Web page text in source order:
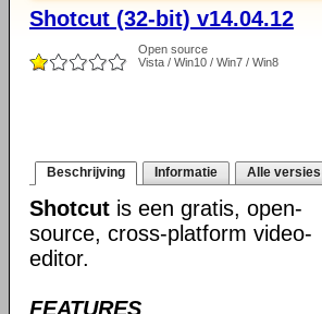
Shotcut (32-bit) v14.04.12
Open source
Vista / Win10 / Win7 / Win8
Beschrijving Informatie Alle versies
Shotcut is een gratis, open-
source, cross-platform video-
editor.
FEATURES